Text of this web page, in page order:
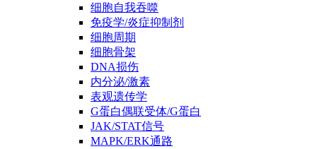
细胞自我吞噬
免疫学/炎症抑制剂
细胞周期
细胞骨架
DNA损伤
内分泌/激素
表观遗传学
G蛋白偶联受体/G蛋白
JAK/STAT信号
MAPK/ERK通路